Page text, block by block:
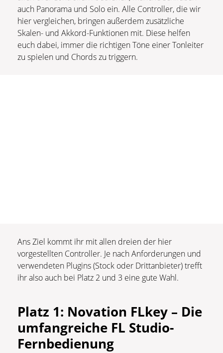
auch Panorama und Solo ein. Alle Controller, die wir
hier vergleichen, bringen außerdem zusätzliche
Skalen- und Akkord-Funktionen mit. Diese helfen
euch dabei, immer die richtigen Töne einer Tonleiter
zu spielen und Chords zu triggern.
Ans Ziel kommt ihr mit allen dreien der hier
vorgestellten Controller. Je nach Anforderungen und
verwendeten Plugins (Stock oder Drittanbieter) trefft
ihr also auch bei Platz 2 und 3 eine gute Wahl.
Platz 1: Novation FLkey – Die
umfangreiche FL Studio-
Fernbedienung